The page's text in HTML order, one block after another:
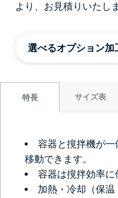
より、お見積りいたし
選べるオプション加
特長 サイズ表
容器と撹拌機が
移動できます。
容器は撹拌効率に
加熱・冷却（保